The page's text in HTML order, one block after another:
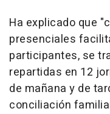
Ha explicado que
presenciales
participantes, se
repartidas en 12
de mañana y de
conciliación